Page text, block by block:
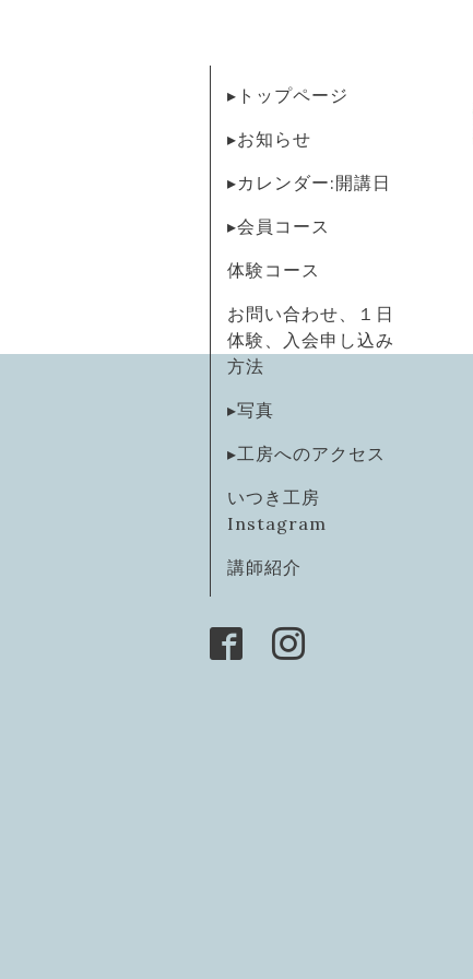
▸トップページ
▸お知らせ
▸カレンダー:開講日
▸会員コース
体験コース
お問い合わせ、１日
体験、入会申し込み
方法
▸写真
▸工房へのアクセス
いつき工房
Instagram
講師紹介